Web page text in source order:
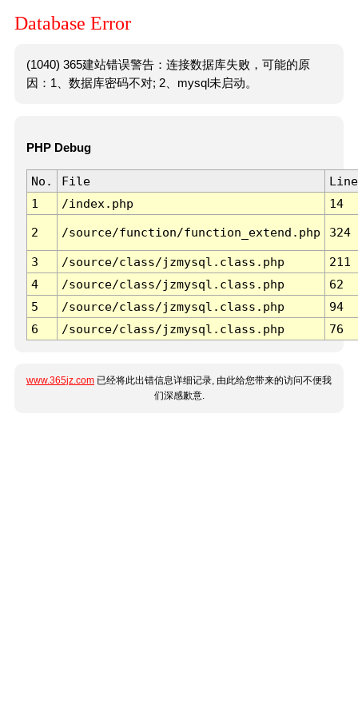
Database Error
(1040) 365建站错误警告：连接数据库失败，可能的原
因：1、数据库密码不对; 2、mysql未启动。
PHP Debug
No. File
Line
1
/index.php 14
2 /source/function/function_extend.php 324
3 /source/class/jzmysql.class.php
211
4
/source/class/jzmysql.class.php
62
5
/source/class/jzmysql.class.php
94
6
/source/class/jzmysql.class.php 76
www.365jz.com 已经将此出错信息详细记录, 由此给您带来的访问不便我
们深感歉意.